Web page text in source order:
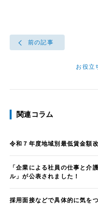
前の記事
お役立
関連コラム
令和７年度地域別最低賃金額
「企業による社員の仕事と介
ル」が公表されました！
採用面接などで具体的に気を